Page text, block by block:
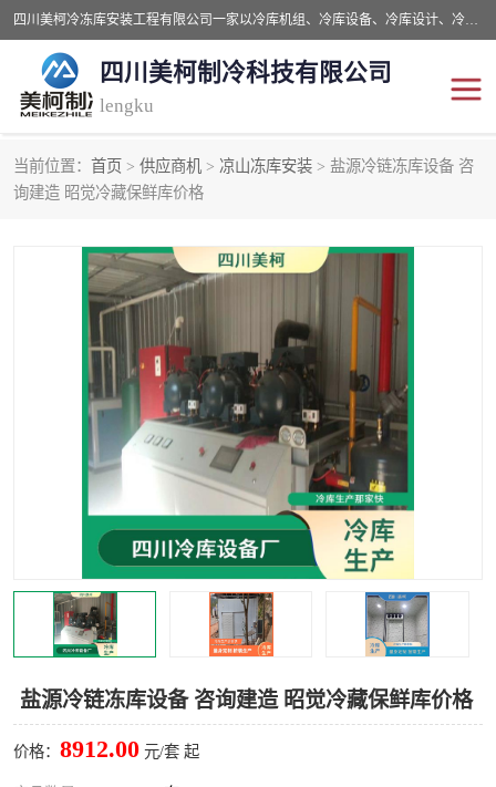
四川美柯冷冻库安装工程有限公司一家以冷库机组、冷库设备、冷库设计、冷冻库设备销售、冷库安装、冻库安装价格及技术服务为一体的综合企业，咨询热线：同等设备材料优惠10% 。公司各种类型安装组合式冷库、冷冻库、冷藏库、气调保鲜库、并提供成套设备供应、安装与调试、维护与维修、技术咨询、操作维修人员技术培训等
四川美柯制冷科技有限公司
lengku
当前位置： 首页 > 供应商机 > 凉山冻库安装 > 盐源冷链冻库设备 咨
询建造 昭觉冷藏保鲜库价格
盐源冷链冻库设备 咨询建造 昭觉冷藏保鲜库价格
价格： 8912.00 元/套 起
冷库安装，冷库价格
成都冻库，成都冻库价格 绵阳冻库,绵阳保鲜冷库
德阳冻库安装，德阳冷库 广元冻库安装,广元冻库造
价
南充冻库设计,南充冻库安 遂宁冻库
资阳冻库，资阳冻库安装 泸州冻库，泸州冷库
乐山冻库,乐山保鲜冷库 自贡冻库组装
雅安冷库,雅安冻库 攀枝花冻库
冻库安装，小型冻库造价
内江冷库，内江冻库 宜宾冷库，宜宾冻库设备